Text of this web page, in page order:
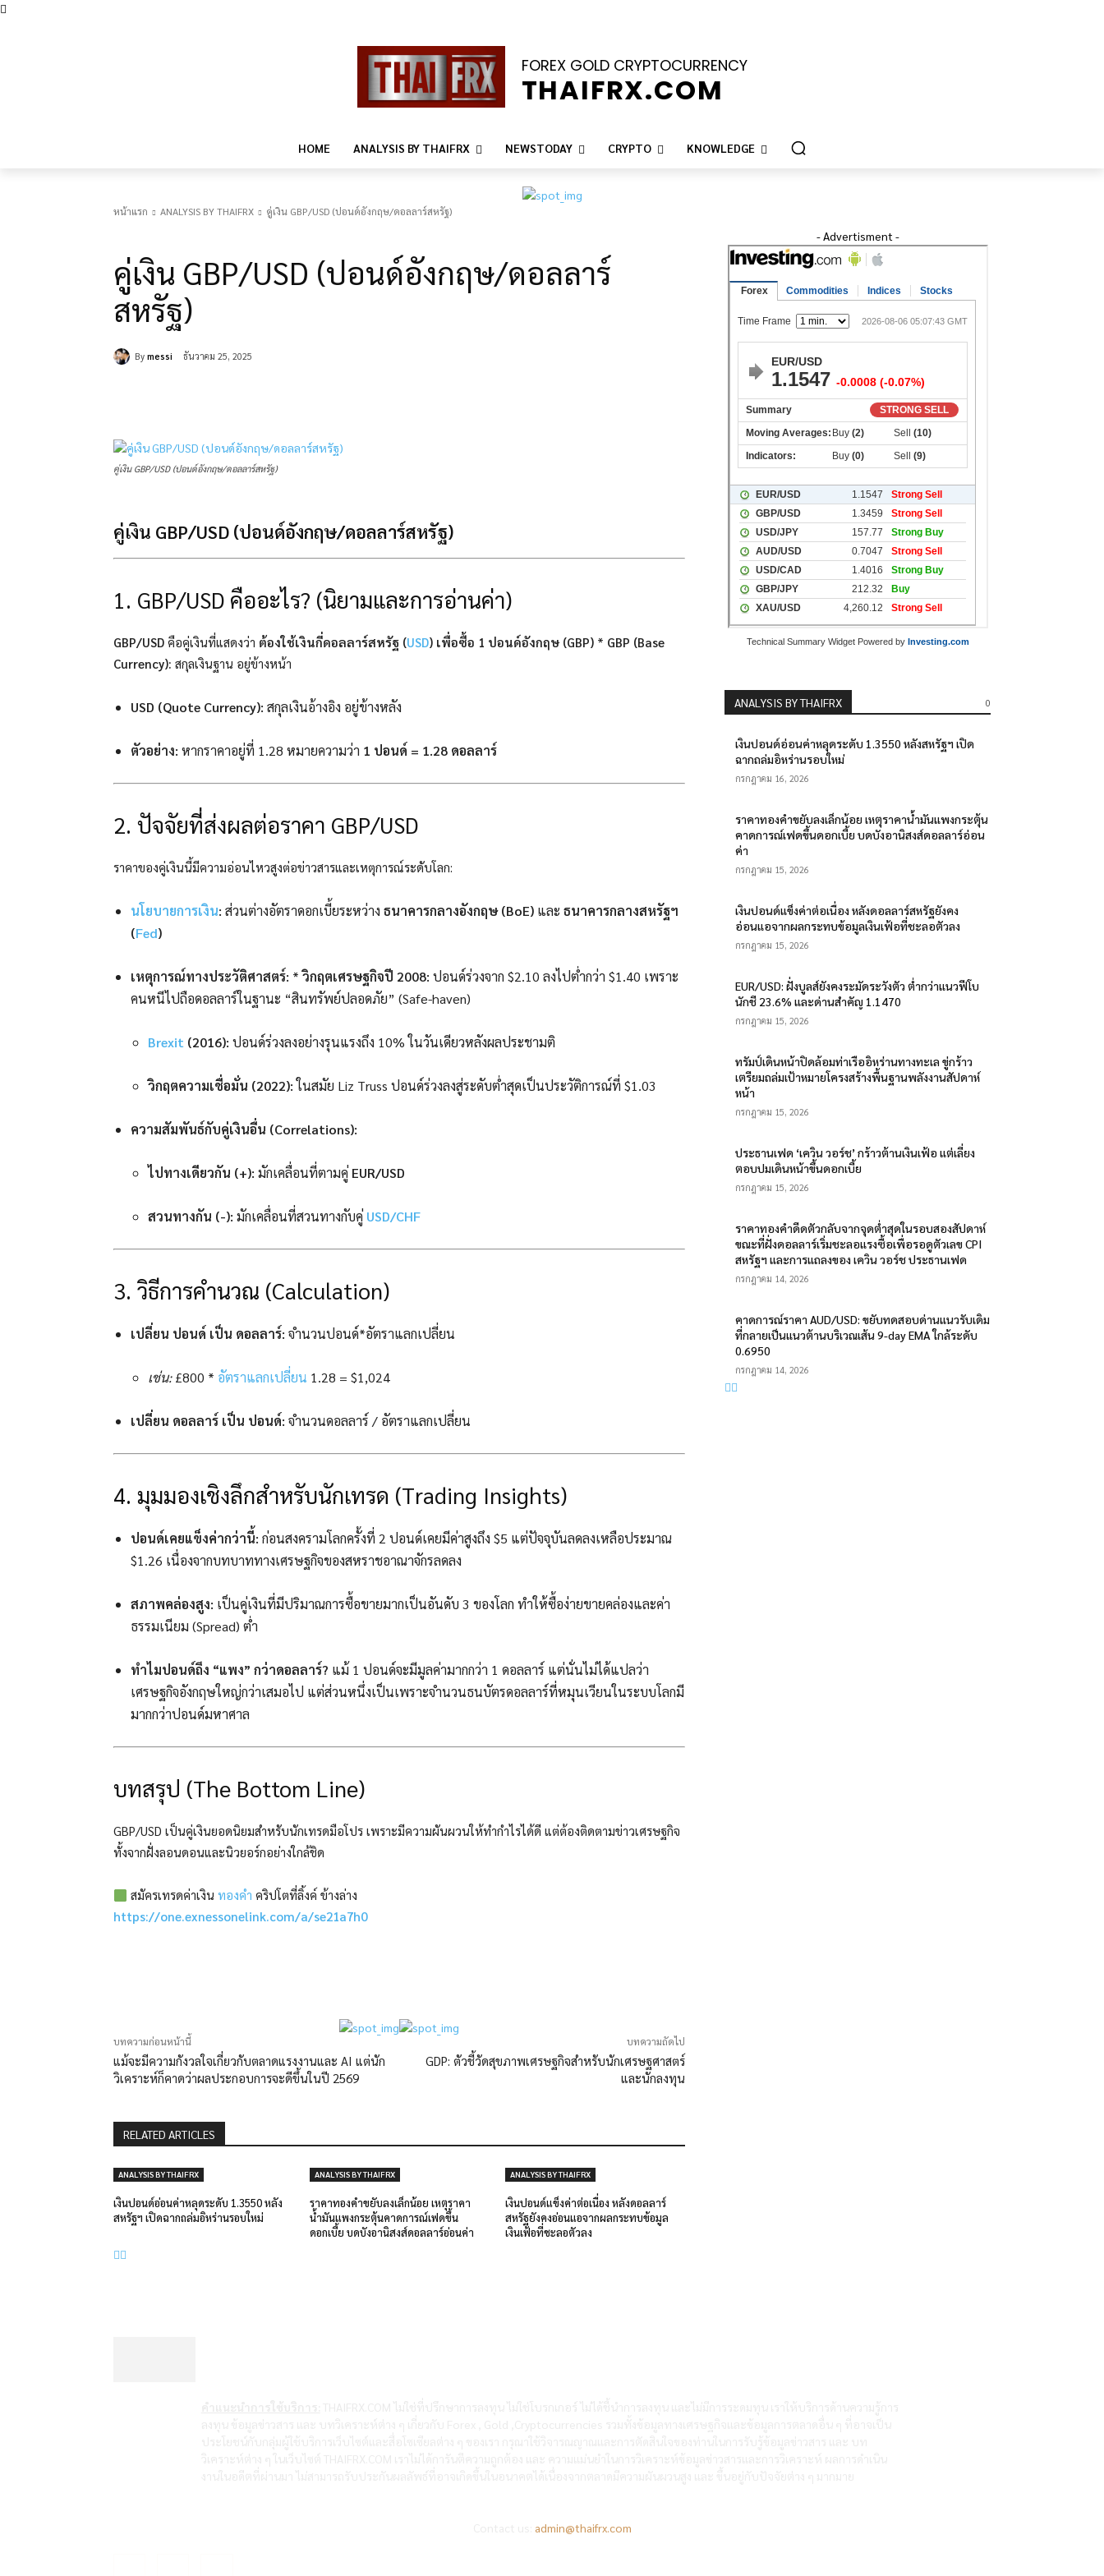
FOREX GOLD CRYPTOCURRENCY
THAIFRX.COM
HOME ANALYSIS BY THAIFRX NEWSTODAY CRYPTO KNOWLEDGE
หน้าแรก ANALYSIS BY THAIFRX คู่เงิน GBP/USD (ปอนด์อังกฤษ/ดอลลาร์สหรัฐ)
คู่เงิน GBP/USD (ปอนด์อังกฤษ/ดอลลาร์
สหรัฐ)
By messi ธันวาคม 25, 2025
คู่เงิน GBP/USD (ปอนด์อังกฤษ/ดอลลาร์สหรัฐ)
คู่เงิน GBP/USD (ปอนด์อังกฤษ/ดอลลาร์สหรัฐ)
1. GBP/USD คืออะไร? (นิยามและการอ่านค่า)
GBP/USD คือคู่เงินที่แสดงว่า ต้องใช้เงินกี่ดอลลาร์สหรัฐ (USD) เพื่อซื้อ 1 ปอนด์อังกฤษ (GBP) * GBP (Base
Currency): สกุลเงินฐาน อยู่ข้างหน้า
USD (Quote Currency): สกุลเงินอ้างอิง อยู่ข้างหลัง
ตัวอย่าง: หากราคาอยู่ที่ 1.28 หมายความว่า 1 ปอนด์ = 1.28 ดอลลาร์
2. ปัจจัยที่ส่งผลต่อราคา GBP/USD
ราคาของคู่เงินนี้มีความอ่อนไหวสูงต่อข่าวสารและเหตุการณ์ระดับโลก:
นโยบายการเงิน: ส่วนต่างอัตราดอกเบี้ยระหว่าง ธนาคารกลางอังกฤษ (BoE) และ ธนาคารกลางสหรัฐฯ
(Fed)
เหตุการณ์ทางประวัติศาสตร์: *วิกฤตเศรษฐกิจปี 2008: ปอนด์ร่วงจาก $2.10 ลงไปต่ำกว่า $1.40 เพราะ
คนหนีไปถือดอลลาร์ในฐานะ “สินทรัพย์ปลอดภัย” (Safe-haven)
Brexit (2016): ปอนด์ร่วงลงอย่างรุนแรงถึง 10% ในวันเดียวหลังผลประชามติ
วิกฤตความเชื่อมั่น (2022):ในสมัย Liz Truss ปอนด์ร่วงลงสู่ระดับต่ำสุดเป็นประวัติการณ์ที่ $1.03
ความสัมพันธ์กับคู่เงินอื่น (Correlations):
ไปทางเดียวกัน (+): มักเคลื่อนที่ตามคู่ EUR/USD
สวนทางกัน (-): มักเคลื่อนที่สวนทางกับคู่ USD/CHF
3. วิธีการคำนวณ (Calculation)
เปลี่ยน ปอนด์ เป็น ดอลลาร์: จำนวนปอนด์*อัตราแลกเปลี่ยน
เช่น:£800 * อัตราแลกเปลี่ยน 1.28 = $1,024
เปลี่ยน ดอลลาร์ เป็น ปอนด์: จำนวนดอลลาร์ / อัตราแลกเปลี่ยน
4. มุมมองเชิงลึกสำหรับนักเทรด (Trading Insights)
ปอนด์เคยแข็งค่ากว่านี้: ก่อนสงครามโลกครั้งที่ 2 ปอนด์เคยมีค่าสูงถึง $5 แต่ปัจจุบันลดลงเหลือประมาณ
$1.26 เนื่องจากบทบาททางเศรษฐกิจของสหราชอาณาจักรลดลง
สภาพคล่องสูง: เป็นคู่เงินที่มีปริมาณการซื้อขายมากเป็นอันดับ 3 ของโลก ทำให้ซื้อง่ายขายคล่องและค่า
ธรรมเนียม (Spread) ต่ำ
ทำไมปอนด์ถึง “แพง” กว่าดอลลาร์? แม้ 1 ปอนด์จะมีมูลค่ามากกว่า 1 ดอลลาร์ แต่นั่นไม่ได้แปลว่า
เศรษฐกิจอังกฤษใหญ่กว่าเสมอไป แต่ส่วนหนึ่งเป็นเพราะจำนวนธนบัตรดอลลาร์ที่หมุนเวียนในระบบโลกมี
มากกว่าปอนด์มหาศาล
บทสรุป (The Bottom Line)
GBP/USD เป็นคู่เงินยอดนิยมสำหรับนักเทรดมือโปร เพราะมีความผันผวนให้ทำกำไรได้ดี แต่ต้องติดตามข่าวเศรษฐกิจ
ทั้งจากฝั่งลอนดอนและนิวยอร์กอย่างใกล้ชิด
สมัครเทรดค่าเงินทองคำ คริปโตที่ลิ้งค์ ข้างล่าง
https://one.exnessonelink.com/a/se21a7h0
บทความก่อนหน้านี้
แม้จะมีความกังวลใจเกี่ยวกับตลาดแรงงานและ AI แต่นัก
วิเคราะห์ก็คาดว่าผลประกอบการจะดีขึ้นในปี 2569
บทความถัดไป
GDP: ตัวชี้วัดสุขภาพเศรษฐกิจสำหรับนักเศรษฐศาสตร์
และนักลงทุน
RELATED ARTICLES
ANALYSIS BY THAIFRX
เงินปอนด์อ่อนค่าหลุดระดับ 1.3550 หลัง
สหรัฐฯ เปิดฉากถล่มอิหร่านรอบใหม่
ANALYSIS BY THAIFRX
ราคาทองคำขยับลงเล็กน้อย เหตุราคา
น้ำมันแพงกระตุ้นคาดการณ์เฟดขึ้น
ดอกเบี้ย บดบังอานิสงส์ดอลลาร์อ่อนค่า
ANALYSIS BY THAIFRX
เงินปอนด์แข็งค่าต่อเนื่อง หลังดอลลาร์
สหรัฐยังคงอ่อนแอจากผลกระทบข้อมูล
เงินเฟ้อที่ชะลอตัวลง
- Advertisment -
Technical Summary Widget Powered by Investing.com
0
ANALYSIS BY THAIFRX
เงินปอนด์อ่อนค่าหลุดระดับ 1.3550 หลังสหรัฐฯ เปิด
ฉากถล่มอิหร่านรอบใหม่
กรกฎาคม 16, 2026
ราคาทองคำขยับลงเล็กน้อย เหตุราคาน้ำมันแพงกระตุ้น
คาดการณ์เฟดขึ้นดอกเบี้ย บดบังอานิสงส์ดอลลาร์อ่อน
ค่า
กรกฎาคม 15, 2026
เงินปอนด์แข็งค่าต่อเนื่อง หลังดอลลาร์สหรัฐยังคง
อ่อนแอจากผลกระทบข้อมูลเงินเฟ้อที่ชะลอตัวลง
กรกฎาคม 15, 2026
EUR/USD: ฝั่งบูลส์ยังคงระมัดระวังตัว ต่ำกว่าแนวฟีโบ
นักชี 23.6% และด่านสำคัญ 1.1470
กรกฎาคม 15, 2026
ทรัมป์เดินหน้าปิดล้อมท่าเรืออิหร่านทางทะเล ขู่กร้าว
เตรียมถล่มเป้าหมายโครงสร้างพื้นฐานพลังงานสัปดาห์
หน้า
กรกฎาคม 15, 2026
ประธานเฟด ‘เควิน วอร์ช’ กร้าวต้านเงินเฟ้อ แต่เลี่ยง
ตอบปมเดินหน้าขึ้นดอกเบี้ย
กรกฎาคม 15, 2026
ราคาทองคำดีดตัวกลับจากจุดต่ำสุดในรอบสองสัปดาห์
ขณะที่ฝั่งดอลลาร์เริ่มชะลอแรงซื้อเพื่อรอดูตัวเลข CPI
สหรัฐฯ และการแถลงของ เควิน วอร์ช ประธานเฟด
กรกฎาคม 14, 2026
คาดการณ์ราคา AUD/USD: ขยับทดสอบด่านแนวรับเดิม
ที่กลายเป็นแนวต้านบริเวณเส้น 9-day EMA ใกล้ระดับ
0.6950
กรกฎาคม 14, 2026
admin@thaifrx.com